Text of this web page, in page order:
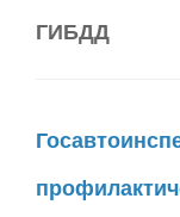
ГИБДД